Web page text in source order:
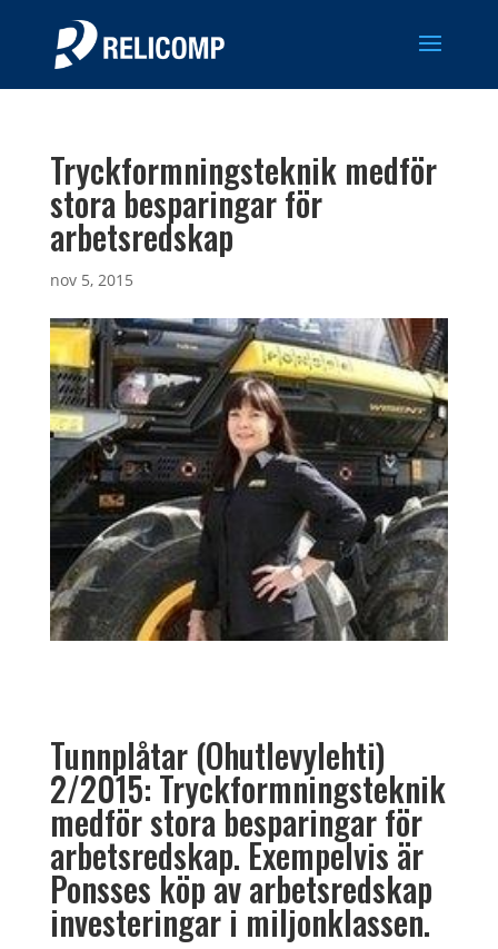
Tryckformningsteknik medför
stora besparingar för
arbetsredskap
nov 5, 2015
Tunnplåtar (Ohutlevylehti)
2/2015: Tryckformningsteknik
medför stora besparingar för
arbetsredskap. Exempelvis är
Ponsses köp av arbetsredskap
investeringar i miljonklassen.